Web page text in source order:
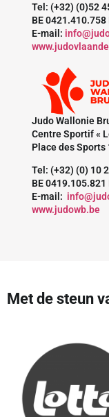
Tel: (+32) (0)52
BE
E-mail:
Judo Wallonie
Centre Sportif «
Place des Sports
Tel: (+32) (0) 10
BE
E-mail:
www.judowb.be
Met de steun